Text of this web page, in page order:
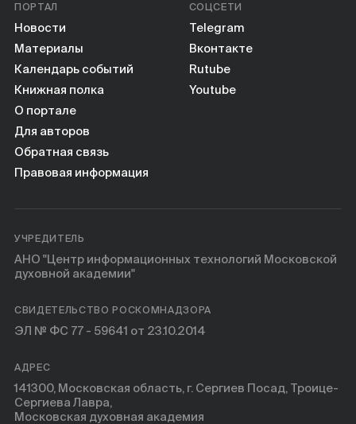
ПОРТАЛ
Новости
Материалы
Календарь событий
Книжная полка
О портале
Для авторов
Обратная связь
Правовая информация
СОЦСЕТИ
Telegram
Вконтакте
Rutube
Youtube
УЧРЕДИТЕЛЬ
АНО "Центр информационных технологий Московской
духовной академии"
СВИДЕТЕЛЬСТВО РОСКОМНАДЗОРА
ЭЛ № ФС 77 - 59641 от 23.10.2014
АДРЕС
141300, Московская область, г. Сергиев Посад, Троице-
Сергиева Лавра,
Московская духовная академия